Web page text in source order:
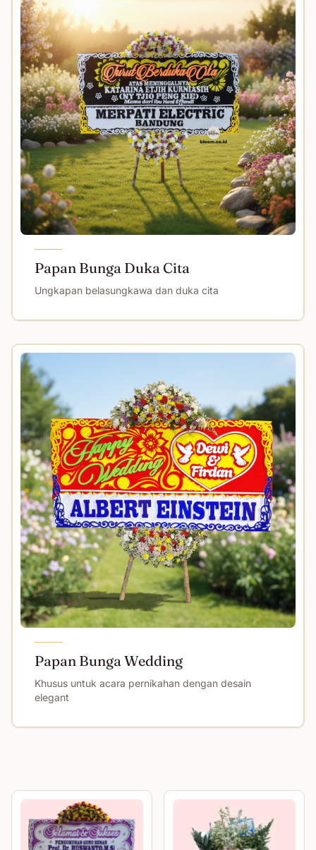
Papan Bunga Duka Cita
Ungkapan belasungkawa dan duka cita
Papan Bunga Wedding
Khusus untuk acara pernikahan dengan desain
elegant